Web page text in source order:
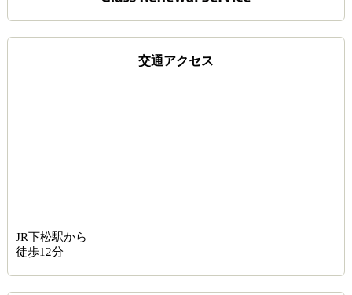
交通アクセス
JR下松駅から
徒歩12分